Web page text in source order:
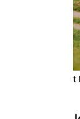
Copyright